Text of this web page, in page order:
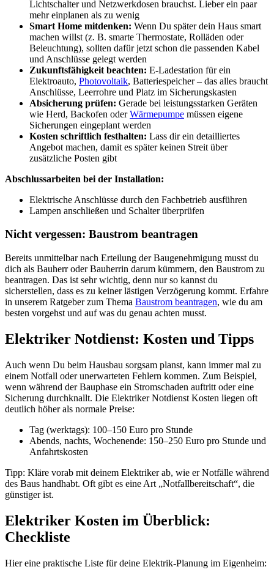
Lichtschalter und Netzwerkdosen brauchst. Lieber ein paar
mehr einplanen als zu wenig
Smart Home mitdenken: Wenn Du später dein Haus smart
machen willst (z. B. smarte Thermostate, Rolläden oder
Beleuchtung), sollten dafür jetzt schon die passenden Kabel
und Anschlüsse gelegt werden
Zukunftsfähigkeit beachten: E-Ladestation für ein
Elektroauto, Photovoltaik, Batteriespeicher – das alles braucht
Anschlüsse, Leerrohre und Platz im Sicherungskasten
Absicherung prüfen: Gerade bei leistungsstarken Geräten
wie Herd, Backofen oderWärmepumpe müssen eigene
Sicherungen eingeplant werden
Kosten schriftlich festhalten: Lass dir ein detailliertes
Angebot machen, damit es später keinen Streit über
zusätzliche Posten gibt
Abschlussarbeiten bei der Installation:
Elektrische Anschlüsse durch den Fachbetrieb ausführen
Lampen anschließen und Schalter überprüfen
Nicht vergessen: Baustrom beantragen
Bereits unmittelbar nach Erteilung der Baugenehmigung musst du
dich als Bauherr oder Bauherrin darum kümmern, den Baustrom zu
beantragen. Das ist sehr wichtig, denn nur so kannst du
sicherstellen, dass es zu keiner lästigen Verzögerung kommt. Erfahre
in unserem Ratgeber zum Thema Baustrom beantragen, wie du am
besten vorgehst und auf was du genau achten musst.
Elektriker Notdienst: Kosten und Tipps
Auch wenn Du beim Hausbau sorgsam planst, kann immer mal zu
einem Notfall oder unerwarteten Fehlern kommen. Zum Beispiel,
wenn während der Bauphase ein Stromschaden auftritt oder eine
Sicherung durchknallt. Die Elektriker Notdienst Kosten liegen oft
deutlich höher als normale Preise:
Tag (werktags): 100–150 Euro pro Stunde
Abends, nachts, Wochenende: 150–250 Euro pro Stunde und
Anfahrtskosten
Tipp: Kläre vorab mit deinem Elektriker ab, wie er Notfälle während
des Baus handhabt. Oft gibt es eine Art „Notfallbereitschaft“, die
günstiger ist.
Elektriker Kosten im Überblick:
Checkliste
Hier eine praktische Liste für deine Elektrik-Planung im Eigenheim: